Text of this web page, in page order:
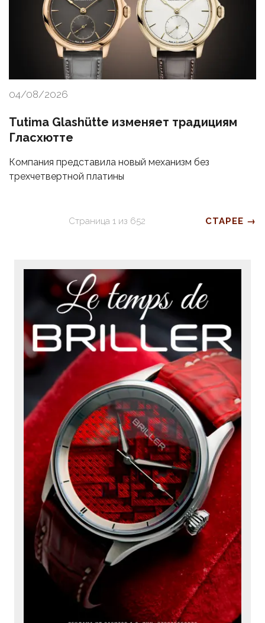
04/08/2026
Tutima Glashütte изменяет традициям
Гласхютте
Компания представила новый механизм без
трехчетвертной платины
Страница 1 из 652 СТАРЕЕ →